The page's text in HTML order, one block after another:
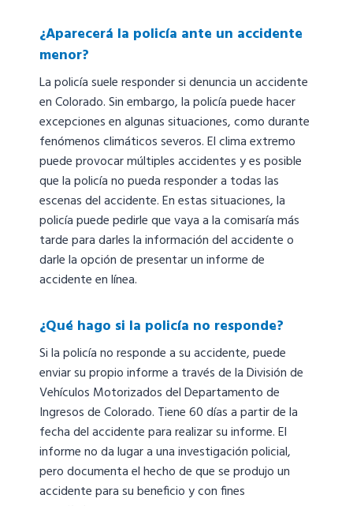
¿Aparecerá la policía ante un accidente
menor?
La policía suele responder si denuncia un accidente
en Colorado. Sin embargo, la policía puede hacer
excepciones en algunas situaciones, como durante
fenómenos climáticos severos. El clima extremo
puede provocar múltiples accidentes y es posible
que la policía no pueda responder a todas las
escenas del accidente. En estas situaciones, la
policía puede pedirle que vaya a la comisaría más
tarde para darles la información del accidente o
darle la opción de presentar un informe de
accidente en línea.
¿Qué hago si la policía no responde?
Si la policía no responde a su accidente, puede
enviar su propio informe a través de la División de
Vehículos Motorizados del Departamento de
Ingresos de Colorado. Tiene 60 días a partir de la
fecha del accidente para realizar su informe. El
informe no da lugar a una investigación policial,
pero documenta el hecho de que se produjo un
accidente para su beneficio y con fines